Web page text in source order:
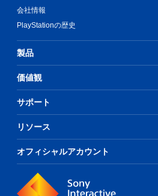
会社情報
PlayStationの歴史
製品
価値観
サポート
リソース
オフィシャルアカウント